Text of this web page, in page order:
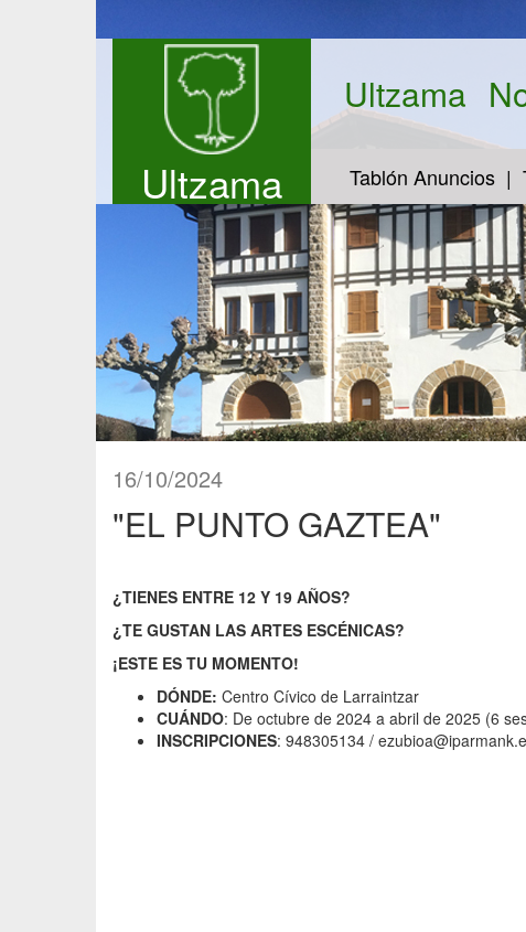
Ultzama
Ultzama
Tablón Anuncios
16/10/2024
"EL PUNTO GAZTEA"
¿TIENES ENTRE 12 Y 19 AÑOS?
¿TE GUSTAN LAS ARTES ESCÉNICAS?
¡ESTE ES TU MOMENTO!
DÓNDE: Centro Cívico de Larraintzar
CUÁNDO: De octubre de 2024 a abril de 2025 (6
INSCRIPCIONES: 948305134 /